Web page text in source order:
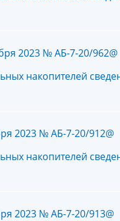
2023 № АБ-7-20/962@
накопителей
2023 № АБ-7-20/912@
накопителей
2023 № АБ-7-20/913@